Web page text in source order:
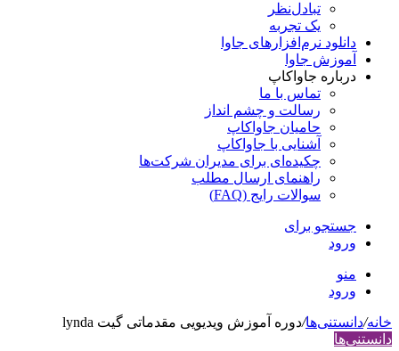
تبادل‌نظر
یک تجربه
دانلود نرم‌افزارهای جاوا
آموزش جاوا
درباره جاواکاپ
تماس با ما
رسالت و چشم انداز
حامیان جاواکاپ
آشنایی با جاواکاپ
چکیده‌ای برای مدیران شرکت‌ها
راهنمای ارسال مطلب
سوالات رایج (FAQ)
جستجو برای
ورود
منو
ورود
خانه/دانستنی‌ها/دوره آموزش ویدیویی مقدماتی گیت lynda
دانستنی‌ها